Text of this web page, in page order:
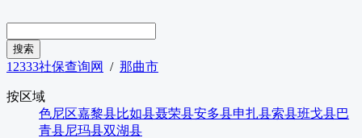
12333社保查询网 / 那曲市
按区域
色尼区嘉黎县比如县聂荣县安多县申扎县索县班戈县巴
青县尼玛县双湖县